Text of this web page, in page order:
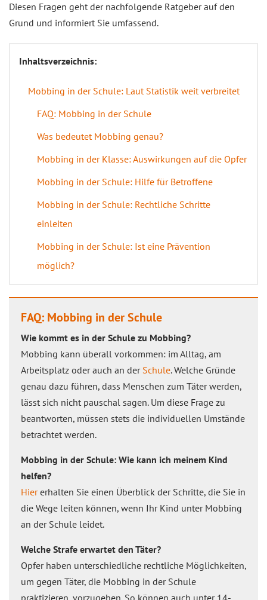
Diesen Fragen geht der nachfolgende Ratgeber auf den
Grund und informiert Sie umfassend.
Inhaltsverzeichnis:
Mobbing in der Schule: Laut Statistik weit verbreitet
FAQ: Mobbing in der Schule
Was bedeutet Mobbing genau?
Mobbing in der Klasse: Auswirkungen auf die Opfer
Mobbing in der Schule: Hilfe für Betroffene
Mobbing in der Schule: Rechtliche Schritte
einleiten
Mobbing in der Schule: Ist eine Prävention
möglich?
FAQ: Mobbing in der Schule
Wie kommt es in der Schule zu Mobbing?
Mobbing kann überall vorkommen: im Alltag, am
Arbeitsplatz oder auch an der Schule. Welche Gründe
genau dazu führen, dass Menschen zum Täter werden,
lässt sich nicht pauschal sagen. Um diese Frage zu
beantworten, müssen stets die individuellen Umstände
betrachtet werden.
Mobbing in der Schule: Wie kann ich meinem Kind
helfen?
Hiererhalten Sie einen Überblick der Schritte, die Sie in
die Wege leiten können, wenn Ihr Kind unter Mobbing
an der Schule leidet.
Welche Strafe erwartet den Täter?
Opfer haben unterschiedliche rechtliche Möglichkeiten,
um gegen Täter, die Mobbing in der Schule
praktizieren, vorzugehen. So können auch unter 14-